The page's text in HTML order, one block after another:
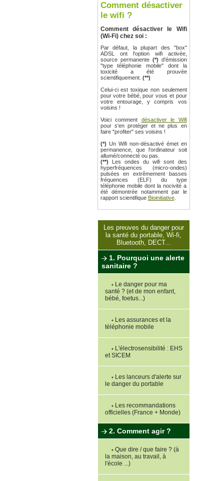
Comment désactiver
le wifi ?
Comment désactiver le Wifi
(Wi-Fi) chez soi :
Par défaut, la plupart des "box"
ADSL ont l'option wifi activée,
source permanente (*) d'émission
"type téléphonie mobile" dont la
toxicité a été prouvée
scientifiquement. (**)
Celui-ci est toxique non seulement
pour votre bébé, pour vous et pour
votre entourage, y compris vos
voisins !
Voici comment désactiver le Wifi
pour s'en protéger et ne plus en
faire "profiter" ses voisins !
(*) Un Wifi non-désactivé émet en
permanence, que l'ordinateur soit
allumé/connecté ou pas.
(**) Les ondes du wifi sont des
hyperfréquences (micro-ondes)
pulsées en extrêmement basses
fréquences (ELF) du type
téléphonie mobile dont la nocivité a
été démontrée notamment par le
rapport scientifique Bioinitiative.
Les preuves du danger pour
la santé du portable, Wi-fi,
Bluetooth, DECT...
1. Pourquoi une alerte
sanitaire ?
Le danger pour ma
santé ? (et de mon enfant,
bébé, foetus...)
Les assurances et la
téléphonie mobile
L'électrosensibilité : EHS
et SICEM
Les lanceurs d'alerte sur
le danger du portable
Les recommandations
officielles (France + Monde)
2. Comment agir ?
Que dire / que faire ? (à
la maison, au travail, à
l'école ...)